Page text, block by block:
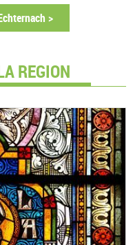
>
REGION